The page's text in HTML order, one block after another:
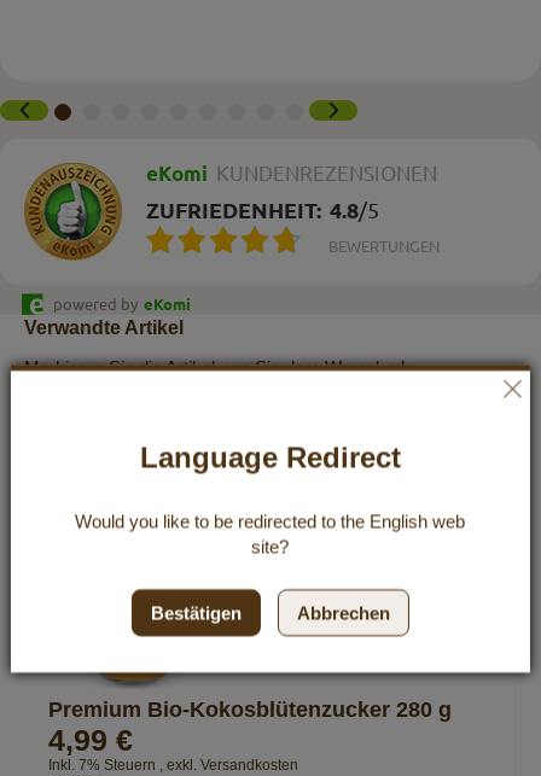
eKomi KUNDENREZENSIONEN
ZUFRIEDENHEIT: 4.8/5
BEWERTUNGEN
powered by eKomi
Verwandte Artikel
Markieren Sie die Artikel, um Sie dem Warenkorb
Premium Bio-Kokosblütenzucker 280 g
4,99 €
Inkl. 7% Steuern , exkl. Versandkosten
Language Redirect
Would you like to be redirected to the English web
site?
Bestätigen Abbrechen